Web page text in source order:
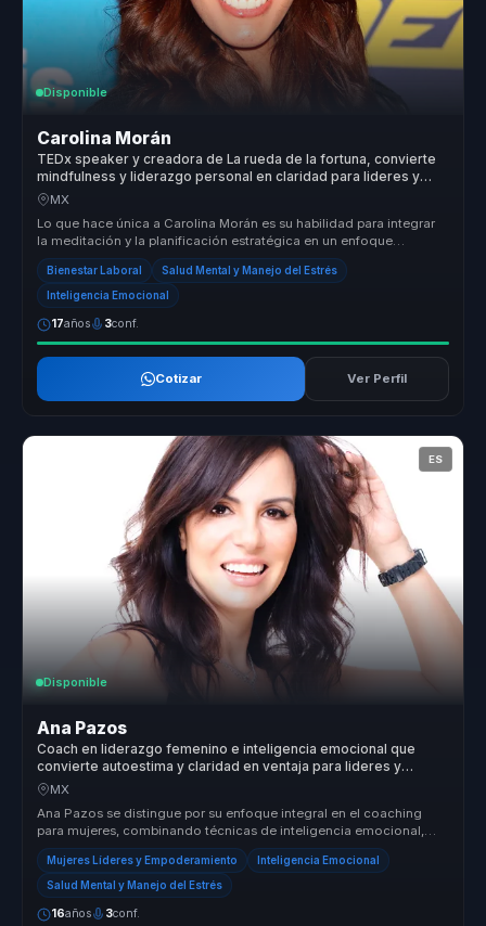
Disponible
Carolina Morán
TEDx speaker y creadora de La rueda de la fortuna, convierte
mindfulness y liderazgo personal en claridad para lideres y
equipos.
MX
Lo que hace única a Carolina Morán es su habilidad para integrar
la meditación y la planificación estratégica en un enfoque
cohesivo que ...
Bienestar Laboral Salud Mental y Manejo del Estrés
Inteligencia Emocional
17años 3conf.
Cotizar Ver Perfil
ES
Disponible
Ana Pazos
Coach en liderazgo femenino e inteligencia emocional que
convierte autoestima y claridad en ventaja para lideres y
equipos.
MX
Ana Pazos se distingue por su enfoque integral en el coaching
para mujeres, combinando técnicas de inteligencia emocional,
mindfulness y ...
Mujeres Líderes y Empoderamiento Inteligencia Emocional
Salud Mental y Manejo del Estrés
16años 3conf.